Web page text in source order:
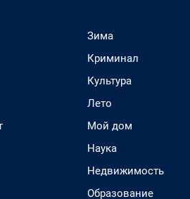
Зима
Криминал
Культура
Лето
Мой дом
Наука
Недвижимость
Образование